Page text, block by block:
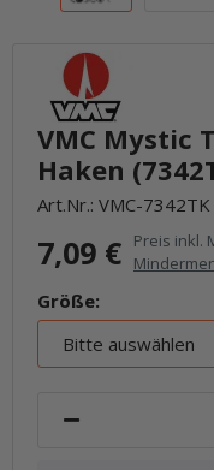
VMC Mystic
Haken
Art.Nr.: VMC-7342TK
7,09 € Preis inkl.
Größe:
Bitte auswählen